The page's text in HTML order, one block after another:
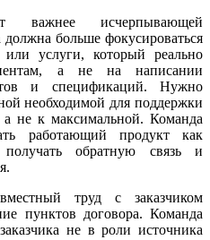
важнее исчерпывающей
больше фокусироваться
услуги, который реально
а не на написании
и спецификаций. Нужно
необходимой для поддержки
а не к максимальной. Команда
работающий продукт как
обратную связь и
труд с заказчиком
пунктов договора. Команда
не в роли источника